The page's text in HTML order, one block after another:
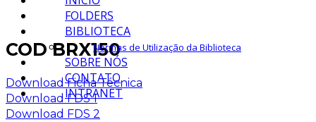
FOLDERS
BIBLIOTECA
Normas de Utilização da Biblioteca
SOBRE NÓS
CONTATO
INTRANET
COD BRX150
Download Ficha Técnica
Download FDS 1
Download FDS 2